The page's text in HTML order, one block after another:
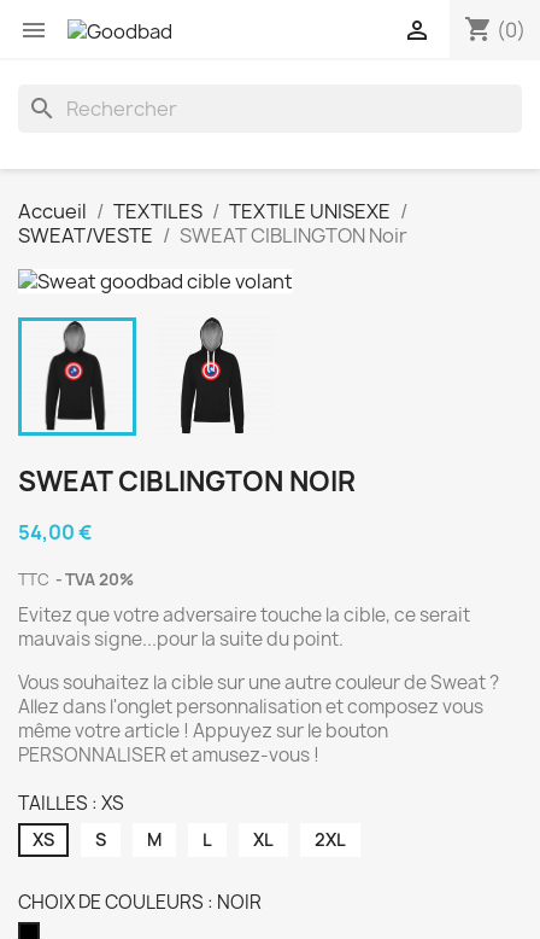
 shopping_cart (0)

search
Accueil TEXTILES
TEXTILE UNISEXE
SWEAT/VESTE
SWEAT CIBLINGTON Noir
SWEAT CIBLINGTON NOIR
54,00 €
TTC TVA 20%
Evitez que votre adversaire touche la cible, ce serait
mauvais signe...pour la suite du point.
Vous souhaitez la cible sur une autre couleur de Sweat ?
Allez dans l'onglet personnalisation et composez vous
même votre article ! Appuyez sur le bouton
PERSONNALISER et amusez-vous !
TAILLES : XS
XS S M L XL 2XL
CHOIX DE COULEURS : NOIR